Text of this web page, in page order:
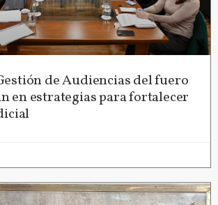
de Audiencias del fuero
en estrategias para fortalecer